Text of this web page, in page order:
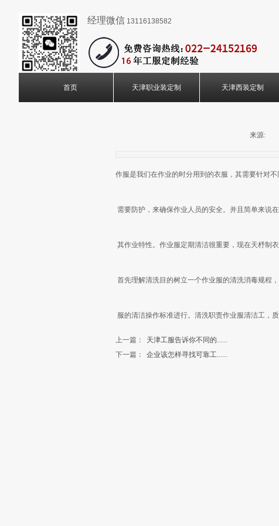
经理微信 13116138582
首页 天津职业装定制 天津西装定制
来源:
作服是我们在作业的时分用到的衣服，其需要针对
需要防护，来确保作业人员的安全。并且简单来说
其作业特性。作业服定期清洁很重要，现在天杼制
首先理解清洗目的树立一个作业服的清洗消毒规程
服的清洁操作标准进行。清洗职责作业服清洁工，
上一篇：
天津工服告诉你不同的......
下一篇：
企业该怎样寻找可靠工......